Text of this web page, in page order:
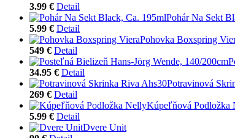
3.99 € Detail
Pohár Na Sekt
5.99 € Detail
Pohovka Boxspring
549 € Detail
34.95 € Detail
Potravinová
269 € Detail
Kúpeľňová Podložka
5.99 € Detail
Dvere Unit